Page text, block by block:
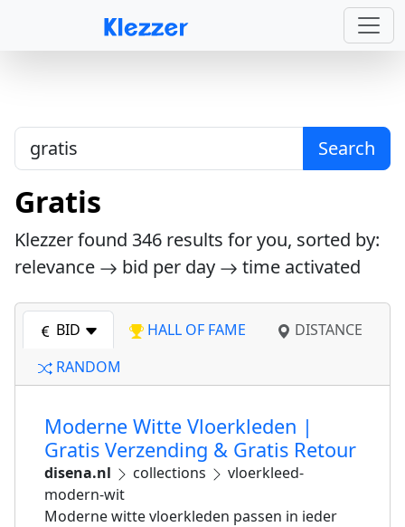
Search
Gratis
Klezzer found 346 results for you, sorted by:
relevance
bid per day time activated
BID HALL OF FAME
DISTANCE
RANDOM
Moderne Witte Vloerkleden |
Gratis Verzending & Gratis Retour
disena.nl collections
vloerkleed-
modern-wit
Moderne witte vloerkleden passen in ieder